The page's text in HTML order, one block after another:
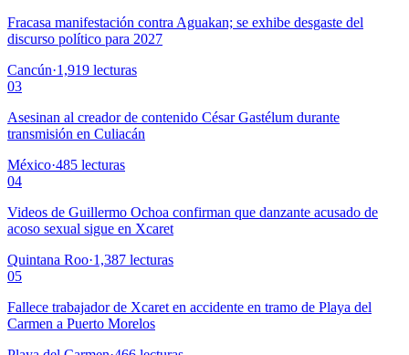
Fracasa manifestación contra Aguakan; se exhibe desgaste del
discurso político para 2027
Cancún·1,919 lecturas
03
Asesinan al creador de contenido César Gastélum durante
transmisión en Culiacán
México·485 lecturas
04
Videos de Guillermo Ochoa confirman que danzante acusado de
acoso sexual sigue en Xcaret
Quintana Roo·1,387 lecturas
05
Fallece trabajador de Xcaret en accidente en tramo de Playa del
Carmen a Puerto Morelos